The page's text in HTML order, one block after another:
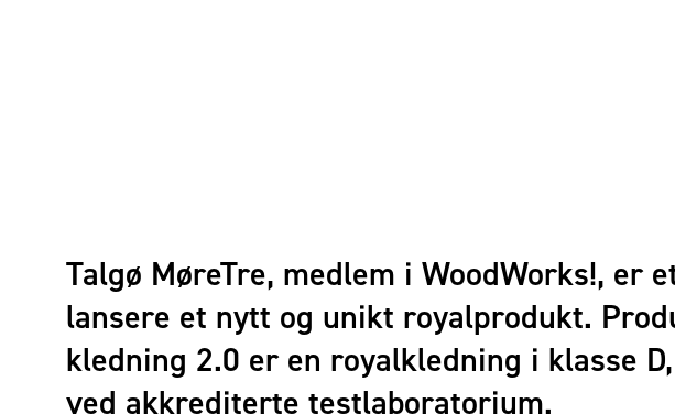
Talgø MøreTre, medlem i WoodWorks!,
lansere et nytt og unikt royalprodukt.
kledning 2.0 er en royalkledning i klasse
ved akkrediterte testlaboratorium.